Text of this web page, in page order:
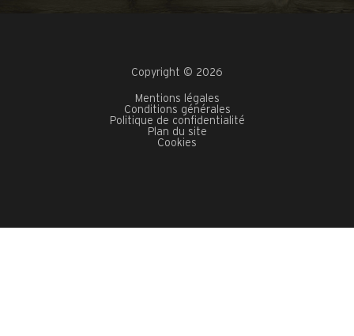
Copyright © 2026
Mentions légales
Conditions générales
Politique de confidentialité
Plan du site
Cookies